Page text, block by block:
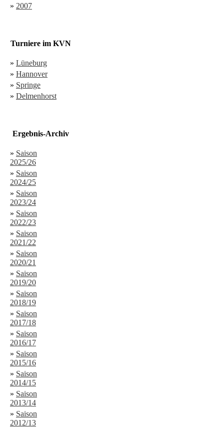
» 2007
Turniere im KVN
» Lüneburg
» Hannover
» Springe
» Delmenhorst
Ergebnis-Archiv
» Saison
2025/26
» Saison
2024/25
» Saison
2023/24
» Saison
2022/23
» Saison
2021/22
» Saison
2020/21
» Saison
2019/20
» Saison
2018/19
» Saison
2017/18
» Saison
2016/17
» Saison
2015/16
» Saison
2014/15
» Saison
2013/14
» Saison
2012/13